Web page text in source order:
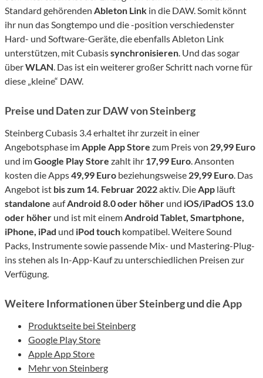
Standard gehörenden Ableton Link in die DAW. Somit könnt
ihr nun das Songtempo und die -position verschiedenster
Hard- und Software-Geräte, die ebenfalls Ableton Link
unterstützen, mit Cubasissynchronisieren. Und das sogar
überWLAN. Das ist ein weiterer großer Schritt nach vorne für
diese „kleine“ DAW.
Preise und Daten zur DAW von Steinberg
Steinberg Cubasis 3.4 erhaltet ihr zurzeit in einer
Angebotsphase imApple App Store zum Preis von 29,99 Euro
und imGoogle Play Store zahlt ihr 17,99 Euro. Ansonten
kosten die Apps49,99 Euro beziehungsweise 29,99 Euro. Das
Angebot ist bis zum 14. Februar 2022aktiv. DieApp läuft
standalone aufAndroid 8.0 oder höher und iOS/iPadOS 13.0
oder höher und ist mit einemAndroid Tablet, Smartphone,
iPhone, iPad und iPod touch kompatibel. Weitere Sound
Packs, Instrumente sowie passende Mix- und Mastering-Plug-
ins stehen als In-App-Kauf zu unterschiedlichen Preisen zur
Verfügung.
Weitere Informationen über Steinberg und die App
Produktseite bei Steinberg
Google Play Store
Apple App Store
Mehr von Steinberg